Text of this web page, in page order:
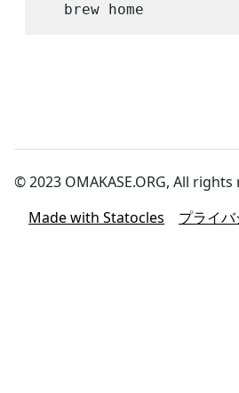
© 2023 OMAKASE.ORG, All rights
Made with Statocles
プライ